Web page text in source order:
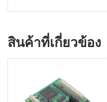
สินค้าที่เกี่ยวข้อง